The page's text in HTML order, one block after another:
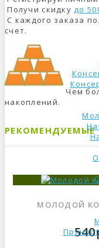
Получи скидкудо
С каждого заказа
счет.
Чем
накоплений.
РЕКОМЕНДУЕМЫЕ
МОЛОДОЙ